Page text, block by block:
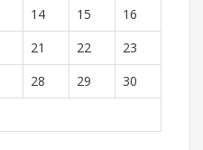
14 15
16
21 22
23
28 29
30